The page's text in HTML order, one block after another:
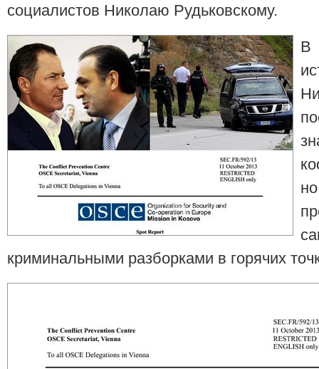
социалистов Николаю Рудьковскому.
В
криминальными разборками в горячих